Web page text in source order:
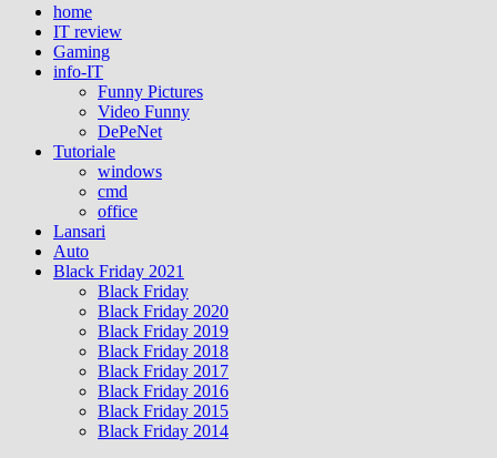
home
IT review
Gaming
info-IT
Funny Pictures
Video Funny
DePeNet
Tutoriale
windows
cmd
office
Lansari
Auto
Black Friday 2021
Black Friday
Black Friday 2020
Black Friday 2019
Black Friday 2018
Black Friday 2017
Black Friday 2016
Black Friday 2015
Black Friday 2014